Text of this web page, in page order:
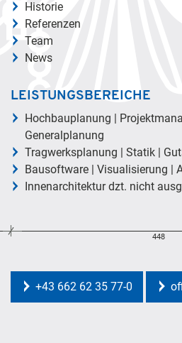
Historie
Referenzen
Team
News
LEISTUNGSBEREICHE
Hochbauplanung |
Generalplanung
Tragwerksplanung | Statik |
Bausoftware | Visualisierung |
Innenarchitektur dzt. nicht
448
+43 662 62 35 77-0